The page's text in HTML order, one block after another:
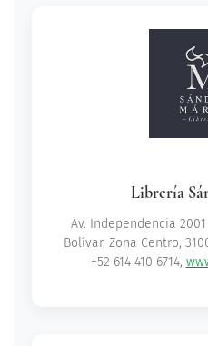
Librería
Av. Independencia
Bolívar, Zona Centro,
+52 614 410 6714,